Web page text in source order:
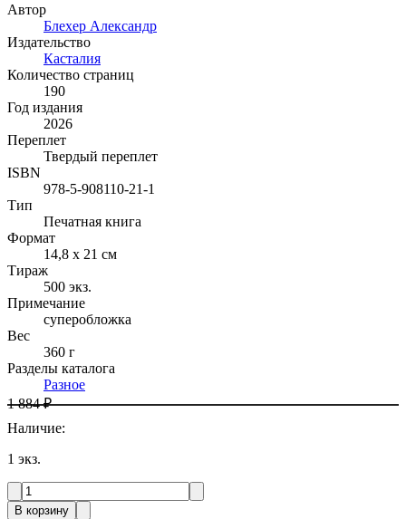
Автор
Блехер Александр
Издательство
Касталия
Количество страниц
190
Год издания
2026
Переплет
Твердый переплет
ISBN
978-5-908110-21-1
Тип
Печатная книга
Формат
14,8 x 21 см
Тираж
500 экз.
Примечание
суперобложка
Вес
360 г
Разделы каталога
Разное
1 884 ₽
Наличие:
1 экз.
В корзину